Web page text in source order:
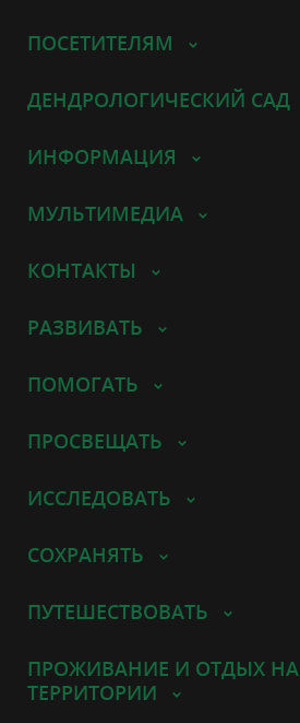
ПОСЕТИТЕЛЯМ
ДЕНДРОЛОГИЧЕСКИЙ САД
ИНФОРМАЦИЯ
МУЛЬТИМЕДИА
КОНТАКТЫ
РАЗВИВАТЬ
ПОМОГАТЬ
ПРОСВЕЩАТЬ
ИССЛЕДОВАТЬ
СОХРАНЯТЬ
ПУТЕШЕСТВОВАТЬ
ПРОЖИВАНИЕ И ОТДЫХ НА
ТЕРРИТОРИИ